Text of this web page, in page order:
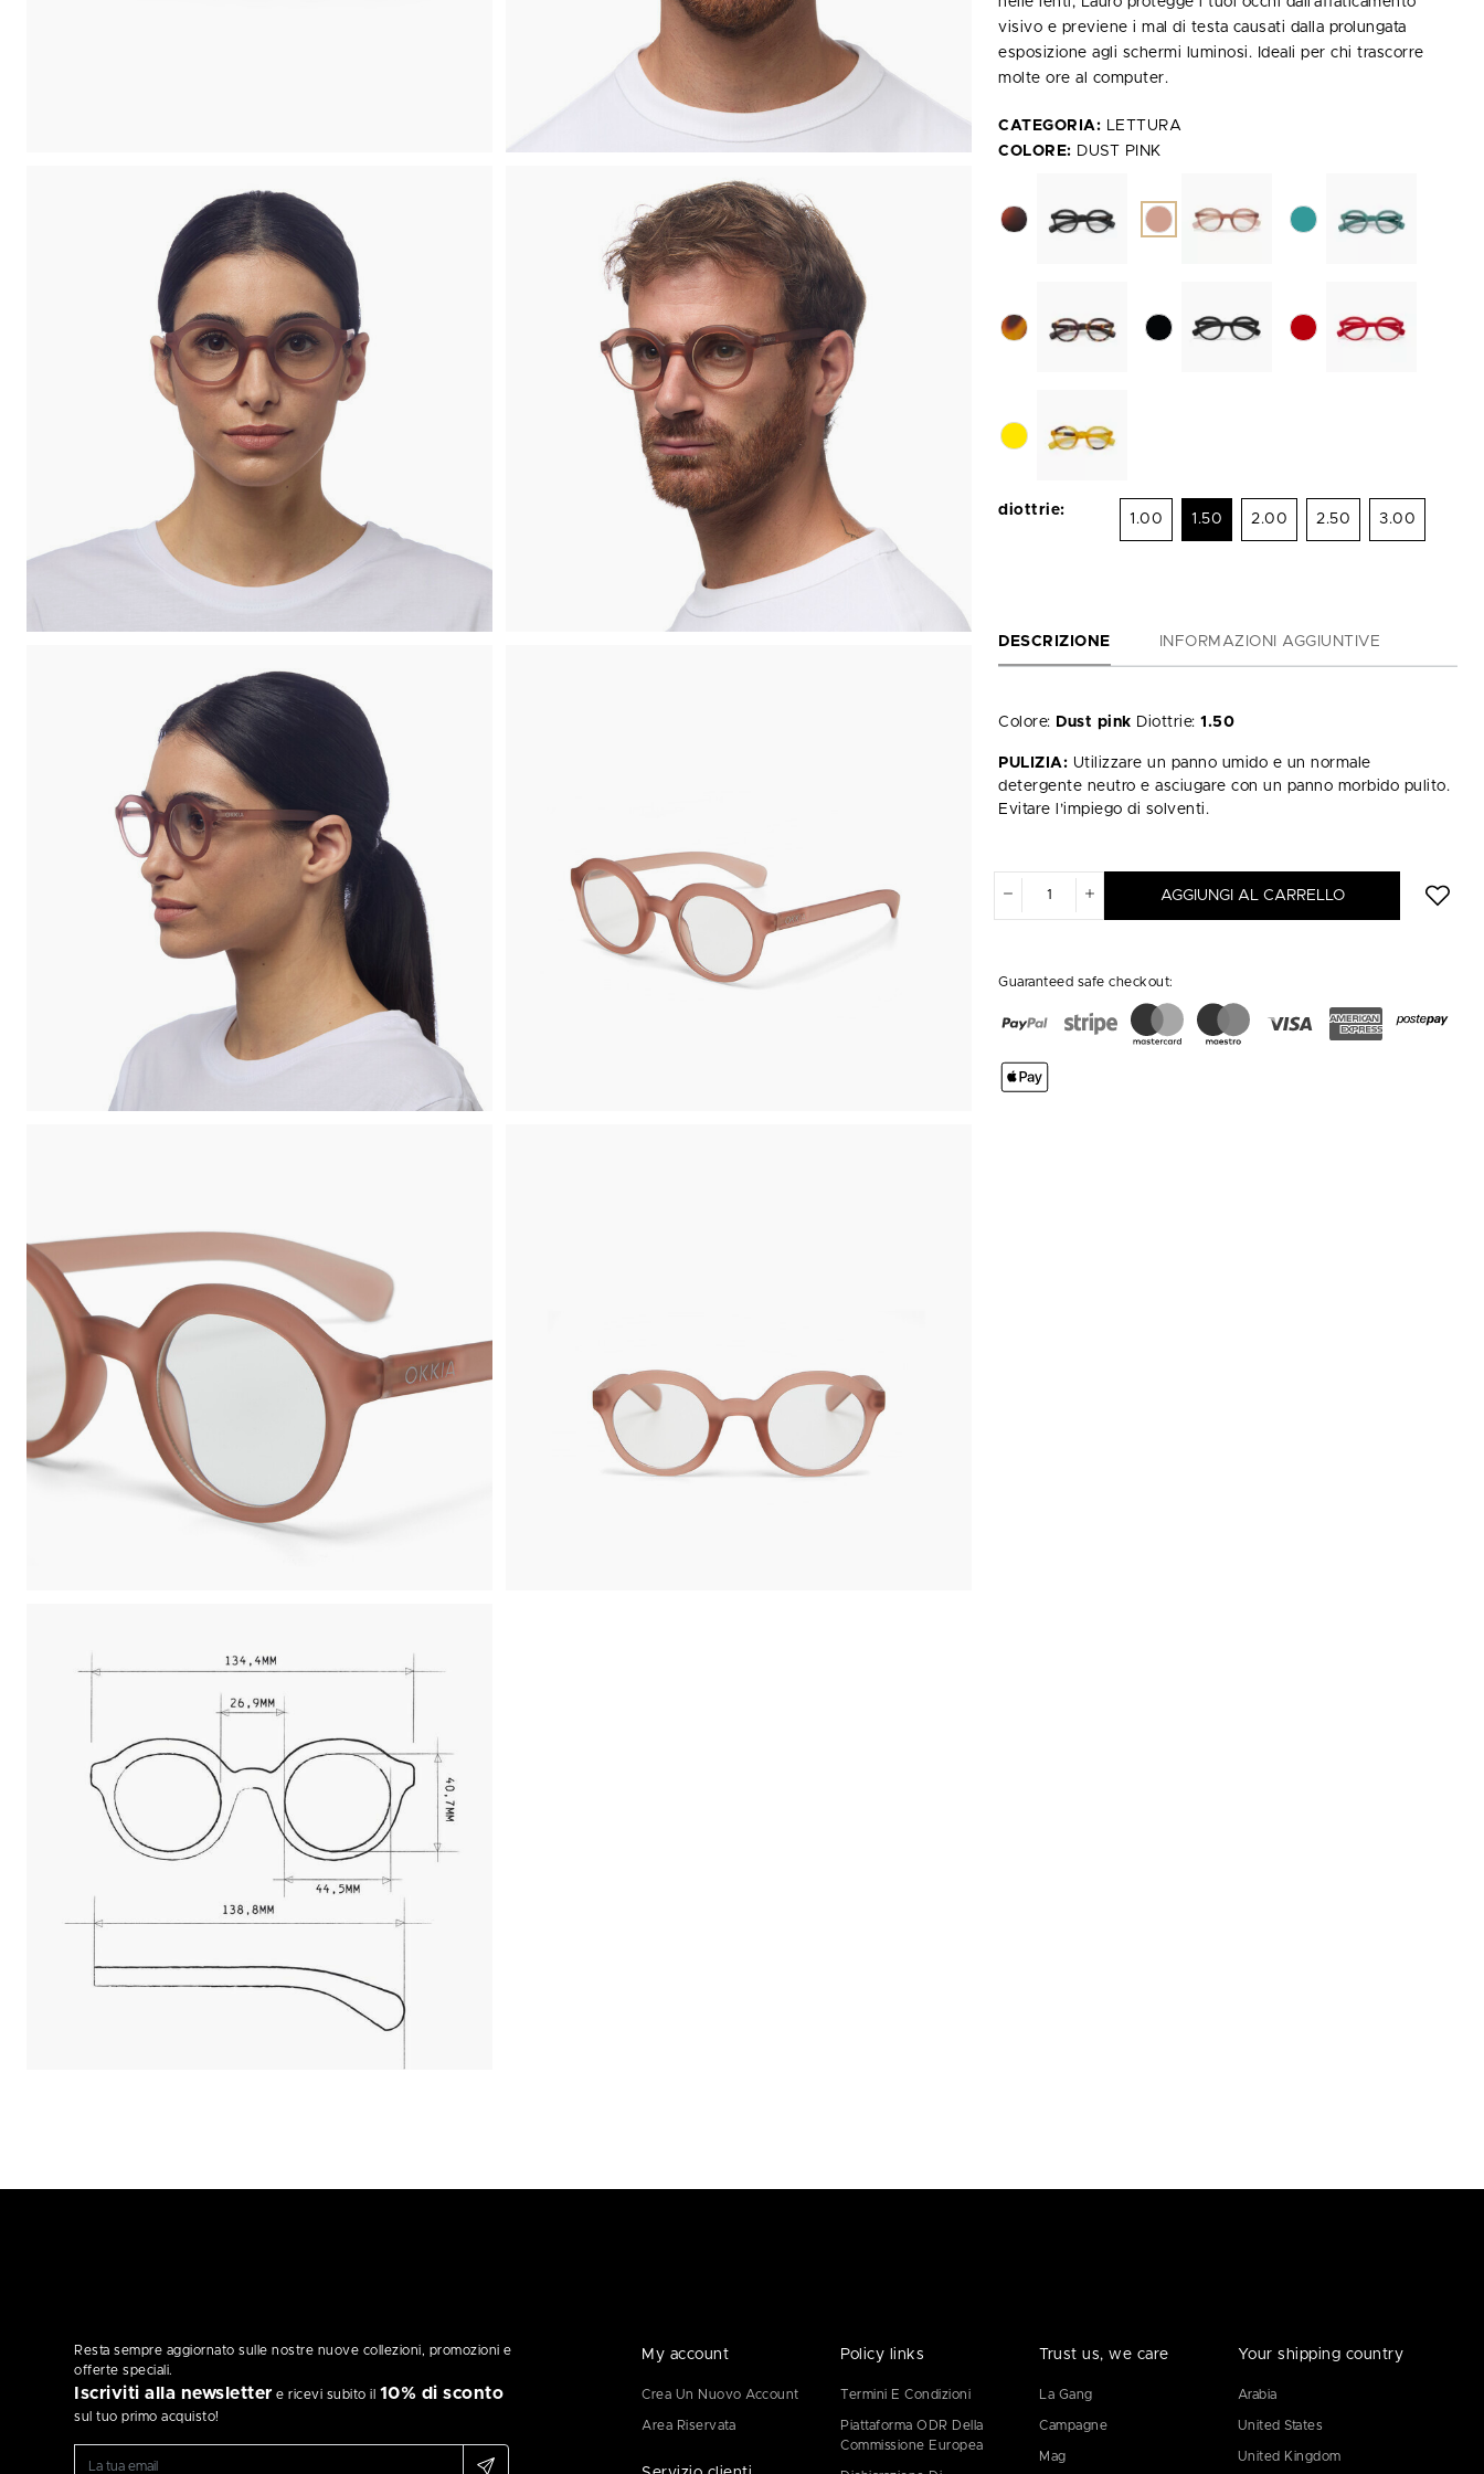
visivo e previene i mal di testa causati dalla prolungata
esposizione agli schermi luminosi. Ideali per chi trascorre
molte ore al computer.
CATEGORIA: LETTURA
COLORE: DUST PINK
diottrie:
1.00 1.50 2.00 2.50 3.00
DESCRIZIONE INFORMAZIONI AGGIUNTIVE
Colore: Dust pink Diottrie: 1.50
PULIZIA: Utilizzare un panno umido e un normale
detergente neutro e asciugare con un panno morbido pulito.
Evitare l’impiego di solventi.
AGGIUNGI AL CARRELLO
Guaranteed safe checkout:
Resta sempre aggiornato sulle nostre nuove collezioni, promozioni e
offerte speciali.
Iscriviti alla newsletter e ricevi subito il 10% di sconto
sul tuo primo acquisto!
My account
Crea Un Nuovo Account
Area Riservata
Policy links
Termini E Condizioni
Piattaforma ODR Della
Commissione Europea
Trust us, we care
La Gang
Campagne
Mag
Your shipping country
Arabia
United States
United Kingdom